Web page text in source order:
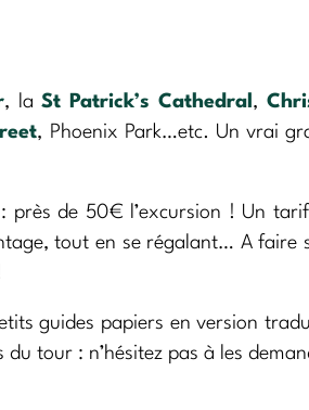
, laSt Patrick’s Cathedral ,
, Phoenix Park…etc. Un vrai
de 50€ l’excursion ! Un
tout en se régalant… A faire
guides papiers en version
tour : n’hésitez pas à les